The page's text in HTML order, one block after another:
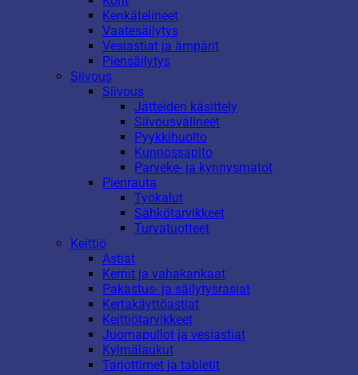
Kenkätelineet
Vaatesäilytys
Vesiastiat ja ämpärit
Piensäilytys
Siivous
Siivous
Jätteiden käsittely
Siivousvälineet
Pyykkihuolto
Kunnossapito
Parveke- ja kynnysmatot
Pienrauta
Työkalut
Sähkötarvikkeet
Turvatuotteet
Keittiö
Astiat
Kernit ja vahakankaat
Pakastus- ja säilytysrasiat
Kertakäyttöastiat
Keittiötarvikkeet
Juomapullot ja vesiastiat
Kylmälaukut
Tarjottimet ja tabletit